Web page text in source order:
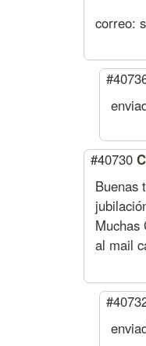
correo:
#40730
Buenas
Muchas
al mail